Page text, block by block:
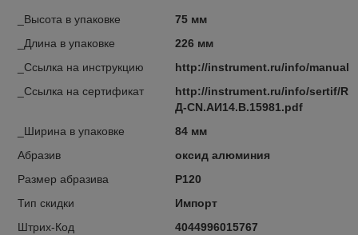
_Высота в упаковке
75 мм
_Длина в упаковке
226 мм
_Ссылка на инструкцию
http://instrument.ru/info/manual/
_Ссылка на сертификат
http://instrument.ru/info/sertif/RU
Д-CN.АИ14.В.15981.pdf
_Ширина в упаковке
84 мм
Абразив
оксид алюминия
Размер абразива
P120
Тип скидки
Импорт
Штрих-Код
4044996015767